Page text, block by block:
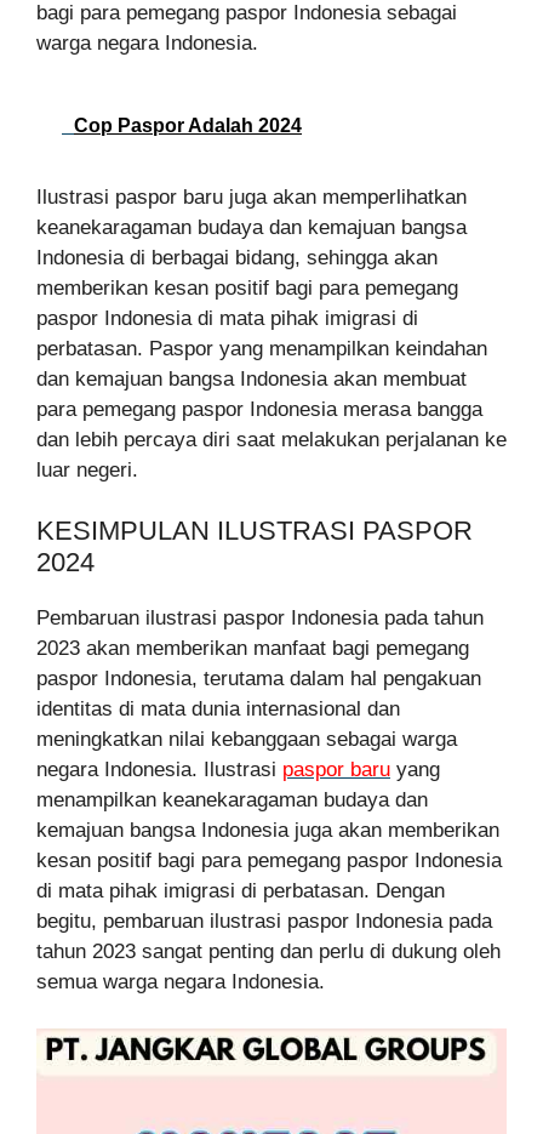
bagi para pemegang paspor Indonesia sebagai
warga negara Indonesia.
Cop Paspor Adalah 2024
Ilustrasi paspor baru juga akan memperlihatkan
keanekaragaman budaya dan kemajuan bangsa
Indonesia di berbagai bidang, sehingga akan
memberikan kesan positif bagi para pemegang
paspor Indonesia di mata pihak imigrasi di
perbatasan. Paspor yang menampilkan keindahan
dan kemajuan bangsa Indonesia akan membuat
para pemegang paspor Indonesia merasa bangga
dan lebih percaya diri saat melakukan perjalanan ke
luar negeri.
KESIMPULAN ILUSTRASI PASPOR
2024
Pembaruan ilustrasi paspor Indonesia pada tahun
2023 akan memberikan manfaat bagi pemegang
paspor Indonesia, terutama dalam hal pengakuan
identitas di mata dunia internasional dan
meningkatkan nilai kebanggaan sebagai warga
negara Indonesia. Ilustrasi paspor baru yang
menampilkan keanekaragaman budaya dan
kemajuan bangsa Indonesia juga akan memberikan
kesan positif bagi para pemegang paspor Indonesia
di mata pihak imigrasi di perbatasan. Dengan
begitu, pembaruan ilustrasi paspor Indonesia pada
tahun 2023 sangat penting dan perlu di dukung oleh
semua warga negara Indonesia.